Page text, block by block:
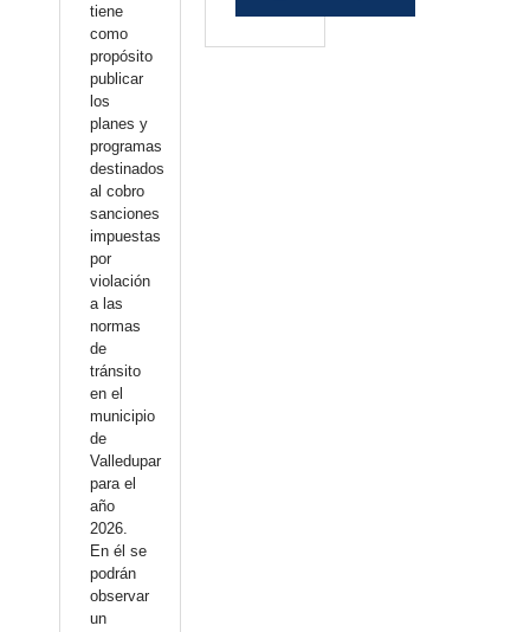
tiene
como
propósito
publicar
los
planes y
programas
destinados
al cobro
sanciones
impuestas
por
violación
a las
normas
de
tránsito
en el
municipio
de
Valledupar
para el
año
2026.
En él se
podrán
observar
un